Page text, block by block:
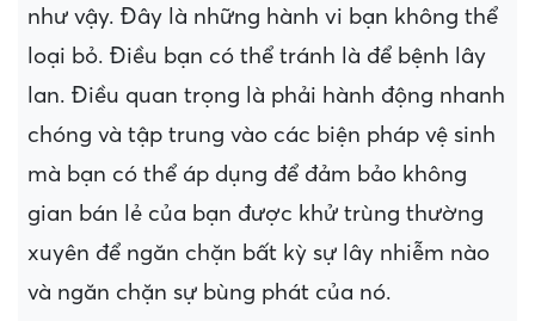
như vậy. Đây là những hành vi bạn không thể
loại bỏ. Điều bạn có thể tránh là để bệnh lây
lan. Điều quan trọng là phải hành động nhanh
chóng và tập trung vào các biện pháp vệ sinh
mà bạn có thể áp dụng để đảm bảo không
gian bán lẻ của bạn được khử trùng thường
xuyên để ngăn chặn bất kỳ sự lây nhiễm nào
và ngăn chặn sự bùng phát của nó.